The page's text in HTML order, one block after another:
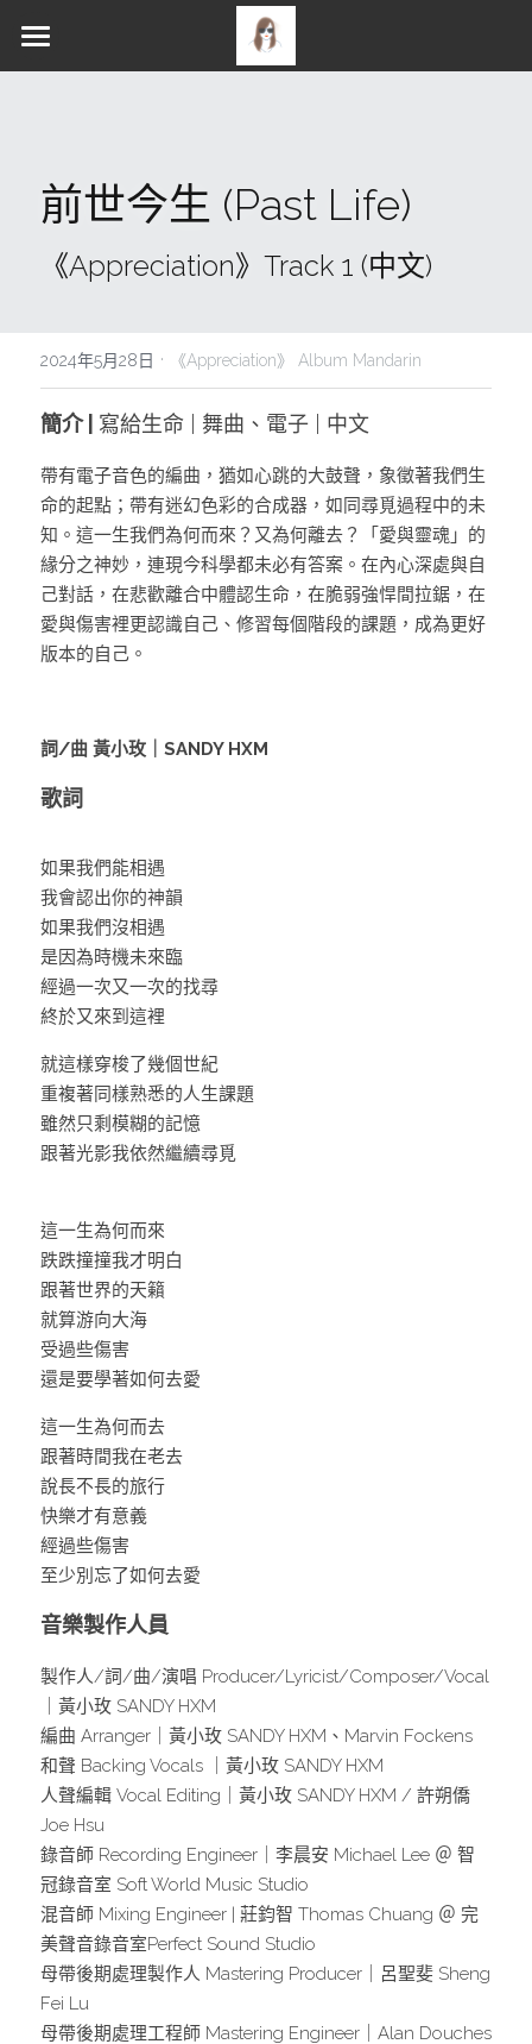
PROFILE
Gallery
《Appreciation》STORIES
WORKS
Music / Discography
MERCH
CONTACT
YouTube
Facebook
Instagram
Music Platforms
Subscribe for newsletter
English
前世今生 (Past Life)
《Appreciation》Track 1 (中文)
2024年5月28日 · 《Appreciation》 Album Mandarin
簡介 | 寫給生命 | 舞曲、電子 | 中文
帶有電子音色的編曲，猶如心跳的大鼓聲，象徵著我們生
命的起點；帶有迷幻色彩的合成器，如同尋覓過程中的未
知。這一生我們為何而來？又為何離去？「愛與靈魂」的
緣分之神妙，連現今科學都未必有答案。在內心深處與自
己對話，在悲歡離合中體認生命，在脆弱強悍間拉鋸，在
愛與傷害裡更認識自己、修習每個階段的課題，成為更好
版本的自己。
詞/曲 黃小玫｜SANDY HXM
歌詞
如果我們能相遇
我會認出你的神韻
如果我們沒相遇
是因為時機未來臨
經過一次又一次的找尋
終於又來到這裡
就這樣穿梭了幾個世紀
重複著同樣熟悉的人生課題
雖然只剩模糊的記憶
跟著光影我依然繼續尋覓
這一生為何而來
跌跌撞撞我才明白
跟著世界的天籟
就算游向大海
受過些傷害
還是要學著如何去愛
這一生為何而去
跟著時間我在老去
說長不長的旅行
快樂才有意義
經過些傷害
至少別忘了如何去愛
音樂製作人員
製作人/詞/曲/演唱 Producer/Lyricist/Composer/Vocal
｜黃小玫 SANDY HXM
編曲 Arranger｜黃小玫 SANDY HXM、Marvin Fockens
和聲 Backing Vocals ｜黃小玫 SANDY HXM
人聲編輯 Vocal Editing｜黃小玫 SANDY HXM / 許朔僑
Joe Hsu
錄音師 Recording Engineer｜李晨安 Michael Lee ＠ 智
冠錄音室 Soft World Music Studio
混音師 Mixing Engineer | 莊鈞智 Thomas Chuang ＠ 完
美聲音錄音室Perfect Sound Studio
母帶後期處理製作人 Mastering Producer｜呂聖斐 Sheng
Fei Lu
母帶後期處理工程師 Mastering Engineer｜Alan Douches